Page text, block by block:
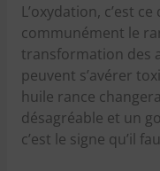
L’oxydation, c’est
communément le
transformation des
peuvent s’avérer
huile rance
désagréable et un
c’est le signe qu’il